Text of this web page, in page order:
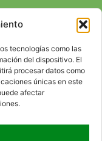
tecnologías como las
del dispositivo. El
procesar datos como
únicas en este
afectar